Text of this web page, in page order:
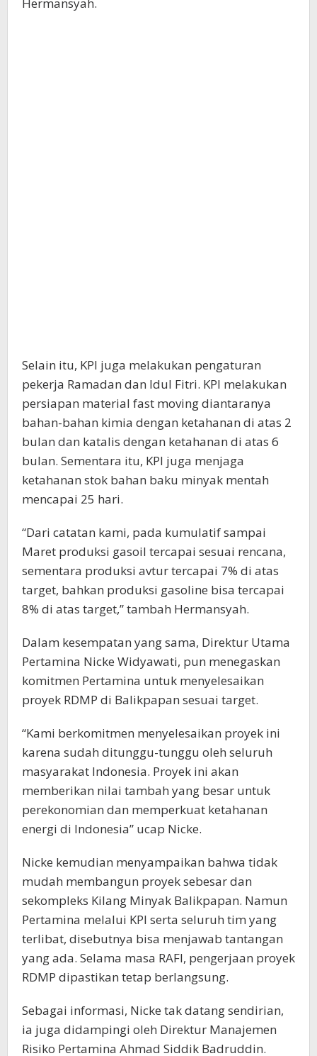
Hermansyah.
Selain itu, KPI juga melakukan pengaturan
pekerja Ramadan dan Idul Fitri. KPI melakukan
persiapan material fast moving diantaranya
bahan-bahan kimia dengan ketahanan di atas 2
bulan dan katalis dengan ketahanan di atas 6
bulan. Sementara itu, KPI juga menjaga
ketahanan stok bahan baku minyak mentah
mencapai 25 hari.
“Dari catatan kami, pada kumulatif sampai
Maret produksi gasoil tercapai sesuai rencana,
sementara produksi avtur tercapai 7% di atas
target, bahkan produksi gasoline bisa tercapai
8% di atas target,” tambah Hermansyah.
Dalam kesempatan yang sama, Direktur Utama
Pertamina Nicke Widyawati, pun menegaskan
komitmen Pertamina untuk menyelesaikan
proyek RDMP di Balikpapan sesuai target.
“Kami berkomitmen menyelesaikan proyek ini
karena sudah ditunggu-tunggu oleh seluruh
masyarakat Indonesia. Proyek ini akan
memberikan nilai tambah yang besar untuk
perekonomian dan memperkuat ketahanan
energi di Indonesia” ucap Nicke.
Nicke kemudian menyampaikan bahwa tidak
mudah membangun proyek sebesar dan
sekompleks Kilang Minyak Balikpapan. Namun
Pertamina melalui KPI serta seluruh tim yang
terlibat, disebutnya bisa menjawab tantangan
yang ada. Selama masa RAFI, pengerjaan proyek
RDMP dipastikan tetap berlangsung.
Sebagai informasi, Nicke tak datang sendirian,
ia juga didampingi oleh Direktur Manajemen
Risiko Pertamina Ahmad Siddik Badruddin.